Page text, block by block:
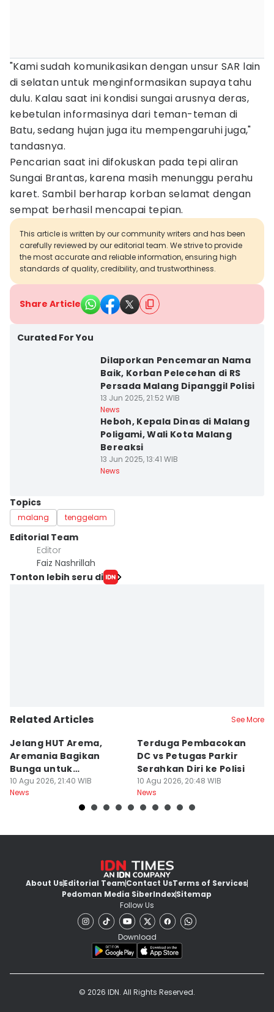
"Kami sudah komunikasikan dengan unsur SAR lain
di selatan untuk menginformasikan supaya tahu
dulu. Kalau saat ini kondisi sungai arusnya deras,
kebetulan informasinya dari teman-teman di
Batu, sedang hujan juga itu mempengaruhi juga,"
tandasnya.
Pencarian saat ini difokuskan pada tepi aliran
Sungai Brantas, karena masih menunggu perahu
karet. Sambil berharap korban selamat dengan
sempat berhasil mencapai tepian.
This article is written by our community writers and has been
carefully reviewed by our editorial team. We strive to provide
the most accurate and reliable information, ensuring high
standards of quality, credibility, and trustworthiness.
Share Article
Curated For You
Dilaporkan Pencemaran Nama
Baik, Korban Pelecehan di RS
Persada Malang Dipanggil Polisi
13 Jun 2025, 21:52 WIB
News
Heboh, Kepala Dinas di Malang
Poligami, Wali Kota Malang
Bereaksi
13 Jun 2025, 13:41 WIB
News
Topics
malang tenggelam
Editorial Team
Editor
Faiz Nashrillah
Tonton lebih seru di
Related Articles See More
Jelang HUT Arema,
Aremania Bagikan
Bunga untuk
Kendaraan Plat L
10 Agu 2026, 21:40 WIB
News
Terduga Pembacokan
DC vs Petugas Parkir
Serahkan Diri ke Polisi
10 Agu 2026, 20:48 WIB
News
About UsEditorial TeamContact UsTerms of Services
Pedoman Media SiberIndexSitemap
Follow Us
Download
© 2026 IDN. All Rights Reserved.